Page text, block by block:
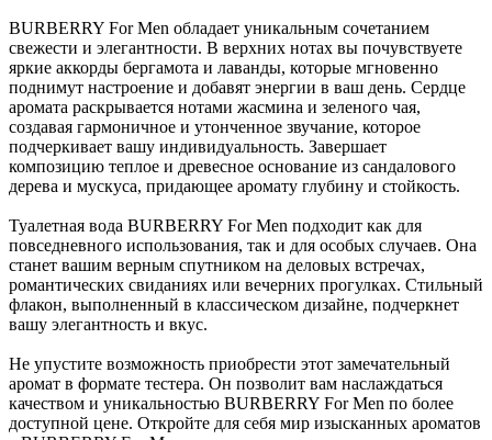
BURBERRY For Men обладает уникальным сочетанием
свежести и элегантности. В верхних нотах вы почувствуете
яркие аккорды бергамота и лаванды, которые мгновенно
поднимут настроение и добавят энергии в ваш день. Сердце
аромата раскрывается нотами жасмина и зеленого чая,
создавая гармоничное и утонченное звучание, которое
подчеркивает вашу индивидуальность. Завершает
композицию теплое и древесное основание из сандалового
дерева и мускуса, придающее аромату глубину и стойкость.
Туалетная вода BURBERRY For Men подходит как для
повседневного использования, так и для особых случаев. Она
станет вашим верным спутником на деловых встречах,
романтических свиданиях или вечерних прогулках. Стильный
флакон, выполненный в классическом дизайне, подчеркнет
вашу элегантность и вкус.
Не упустите возможность приобрести этот замечательный
аромат в формате тестера. Он позволит вам наслаждаться
качеством и уникальностью BURBERRY For Men по более
доступной цене. Откройте для себя мир изысканных ароматов